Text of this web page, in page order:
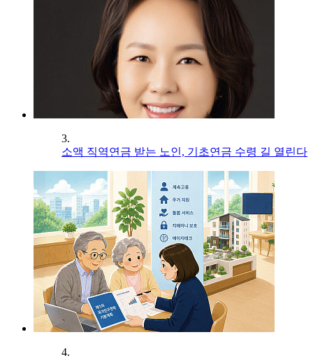
3.
소액 직역연금 받는 노인, 기초연금 수령 길 열린다
4.